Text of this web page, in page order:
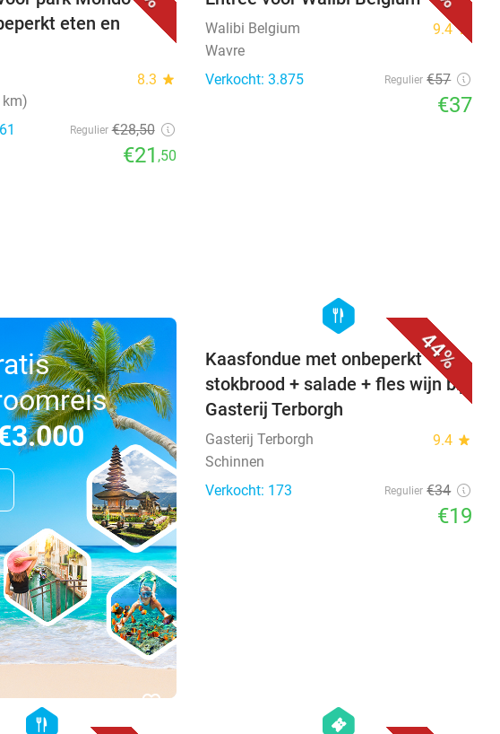
eten en
8.3 star
Regulier €28,50
€21 ,50
Walibi Belgium 9.4star
Wavre
Verkocht: 3.875
Regulier €57
€37
44%
hexagon
food
Kaasfondue met onbeperkt
stokbrood + salade + fles wijn bij
Gasterij Terborgh
Gasterij Terborgh 9.4 star
Schinnen
Verkocht: 173
Regulier €34
€19
favorite_border
hexagon
food hexagon
events